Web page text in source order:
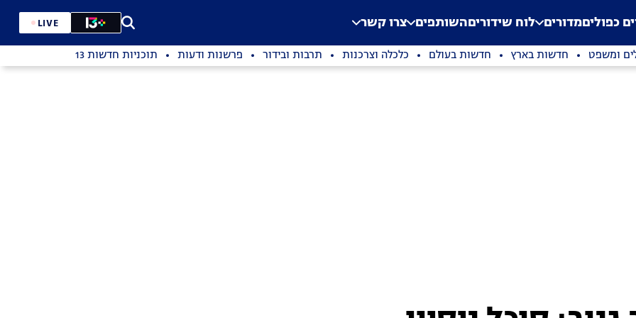
Application error: a
. כפוליםמדורים לוח שידוריםהשותפים צרו קשר LIVE
ומשפט חדשות בארץ חדשות בעולם כלכלה וצרכנות תרבות ובידור פרשנות ודעות תוכניות חדשות 13